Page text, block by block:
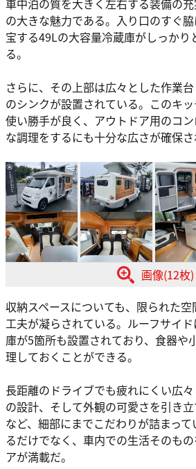
車中泊の質を大きく左右する装備の
の大きな魅力である。入り口のすぐ
宝する49Lの大容量冷蔵庫がしっかり
る。
さらに、その上部は広々とした作業
のシンクが設置されている。このキ
使い勝手が良く、アウトドア用のコ
な調理をするにも十分な広さが確保さ
画像(12枚)
収納スペースについても、限られた
工夫が凝らされている。ルーフサイ
庫が5箇所も設置されており、食器や
理しておくことができる。
長距離のドライブでも疲れにくい広
の設計、そして外観の可愛さを引き
など、細部にまでこだわりが詰まっ
るだけでなく、車内での生活そのも
アが満載だ。